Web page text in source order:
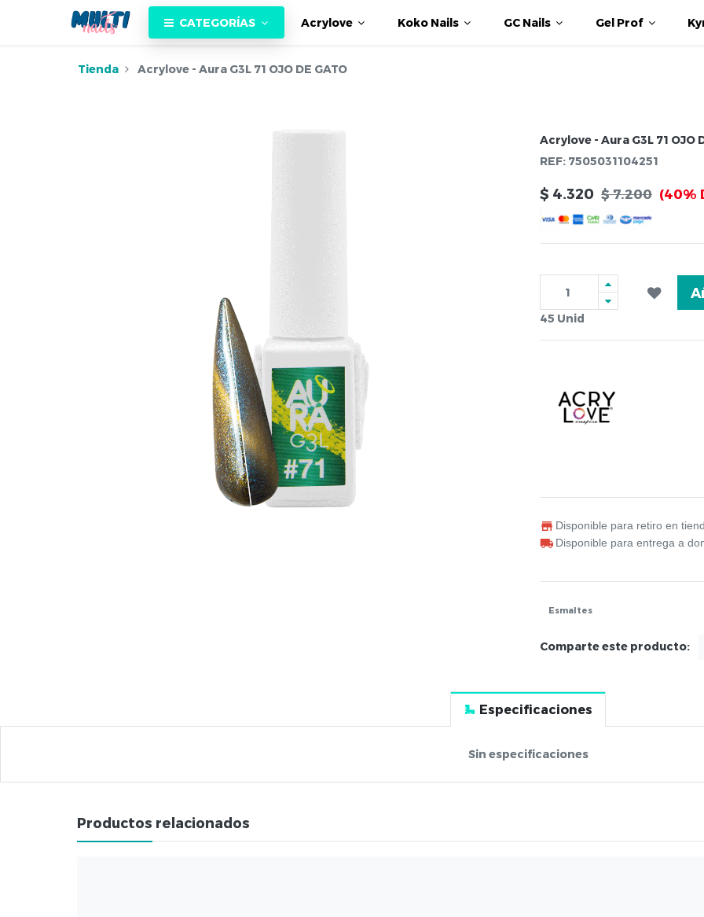
CATEGORÍAS Acrylove Koko Nails GC Nails Gel Prof
Tienda Acrylove - Aura G3L 71 OJO DE GATO
Acrylove - Aura G3L 71 OJO
REF: 7505031104251
$ 4.320 $7.200 (40%
45 Unid
Disponible para retiro en
Disponible para entrega a
Esmaltes
Comparte este producto:
Especificaciones
Sin especificaciones
Productos relacionados